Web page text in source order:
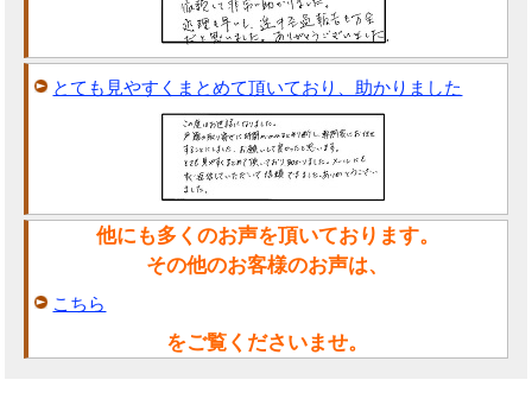
とても見やすくまとめて頂いており、助かりました
他にも多くのお声を頂いております。
その他のお客様のお声は、
こちら
をご覧くださいませ。